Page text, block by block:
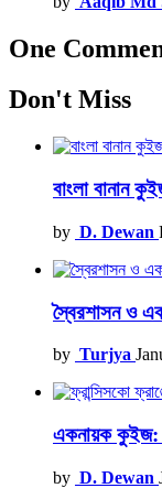
One
Don't Miss
বাংলা বানান
by D. Dewan
স্বৈরশাসন ও
by Turjya
একনায়ক কুইজ:
by D. Dewan